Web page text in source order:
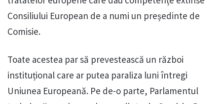
Consiliului European de a numi un președinte de
Comisie.
Toate acestea par să prevestească un război
instituțional care ar putea paraliza luni întregi
Uniunea Europeană. Pe de-o parte, Parlamentul